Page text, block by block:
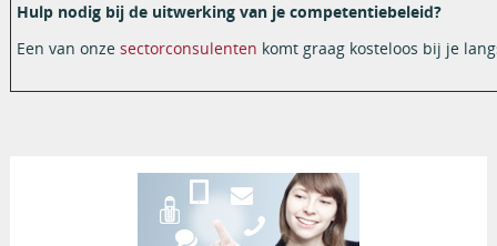
Hulp nodig bij de uitwerking van je competentiebeleid?
Een van onze sectorconsulenten komt graag kosteloos bij je